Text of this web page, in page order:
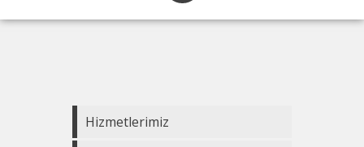
Hizmetlerimiz